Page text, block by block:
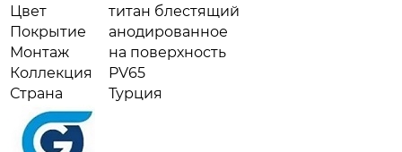
Цвет
титан блестящий
Покрытие
анодированное
Монтаж
на поверхность
Коллекция
PV65
Страна
Турция